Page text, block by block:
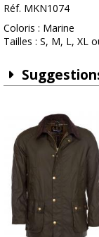
Réf. MKN1074
Coloris : Marine
Tailles : S, M, L, XL